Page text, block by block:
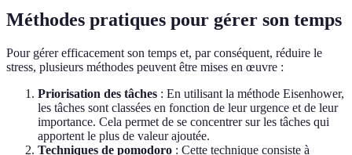
Méthodes pratiques pour gérer son temps
Pour gérer efficacement son temps et, par conséquent, réduire le
stress, plusieurs méthodes peuvent être mises en œuvre :
Priorisation des tâches : En utilisant la méthode Eisenhower,
les tâches sont classées en fonction de leur urgence et de leur
importance. Cela permet de se concentrer sur les tâches qui
apportent le plus de valeur ajoutée.
Techniques de pomodoro : Cette technique consiste à